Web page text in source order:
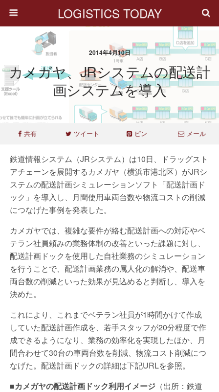
LOGISTICS TODAY
2014年4月10日
カメガヤ、JRシステムの配送計
画システムを導入
共有 ツイート ピン メール
鉄道情報システム（JRシステム）は10日、ドラッグスト
アチェーンを展開するカメガヤ（横浜市港北区）がJRシ
ステムの配送計画シミュレーションソフト「配送計画ド
ック」を導入し、月間使用車両台数や物流コストの削減
につなげた事例を発表した。
カメガヤでは、複雑な要件が絡む配送計画への対応やベ
テラン社員頼みの業務体制の改善といった課題に対し、
配送計画ドックを使用した自社業務のシミュレーション
を行うことで、配送計画業務の属人化の解消や、配送車
両台数の削減といった効果が見込めると判断し、導入を
決めた。
これにより、これまでベテラン社員が1時間かけて作成
していた配送計画作成を、若手スタッフが20分程度で作
成できるようになり、業務の効率化を実現したほか、月
間合わせて30台の車両台数を削減、物流コスト削減につ
なげた。配送計画ドックの詳細は下記URLを参照。
■カメガヤの配送計画ドック利用イメージ （出所：鉄道